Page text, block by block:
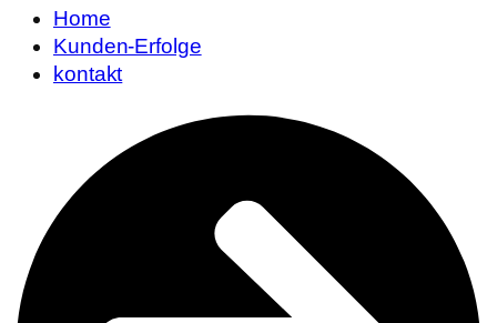
Home
Kunden-Erfolge
kontakt